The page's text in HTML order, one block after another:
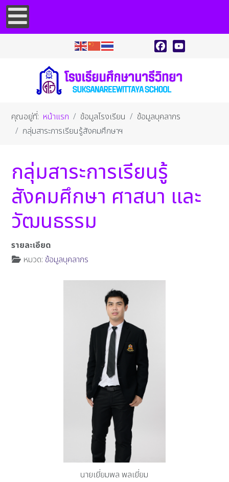
คุณอยู่ที่: หน้าแรก ข้อมูลโรงเรียน
ข้อมูลบุคลากร
กลุ่มสาระการเรียนรู้สังคมศึกษาฯ
กลุ่มสาระการเรียนรู้
สังคมศึกษา ศาสนา และ
วัฒนธรรม
รายละเอียด
หมวด:ข้อมูลบุคลากร
นายเยี่ยมพล พลเยี่ยม